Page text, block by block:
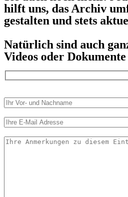
hilft uns, das Archiv
gestalten und stets
Natürlich sind auch
Videos oder